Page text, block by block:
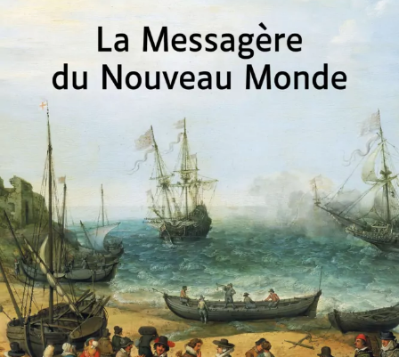
La Messagère du Nouveau Monde
Annie Degroote
30 €